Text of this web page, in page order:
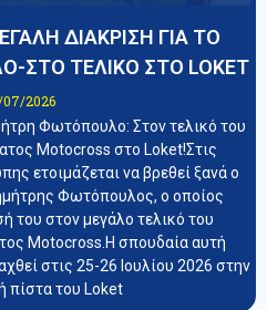
ΔΙΑΚΡΙΣΗ ΓΙΑ ΤΟ
ΤΕΛΙΚΟ ΣΤΟ LOKET
2026
Φωτόπουλο: Στον τελικό του
Motocross στο Loket!Στις
ετοιμάζεται να βρεθεί ξανά ο
Φωτόπουλος, ο οποίος
του στον μεγάλο τελικό του
Motocross.Η σπουδαία αυτή
στις 25-26 Ιουλίου 2026 στην
πίστα του Loket